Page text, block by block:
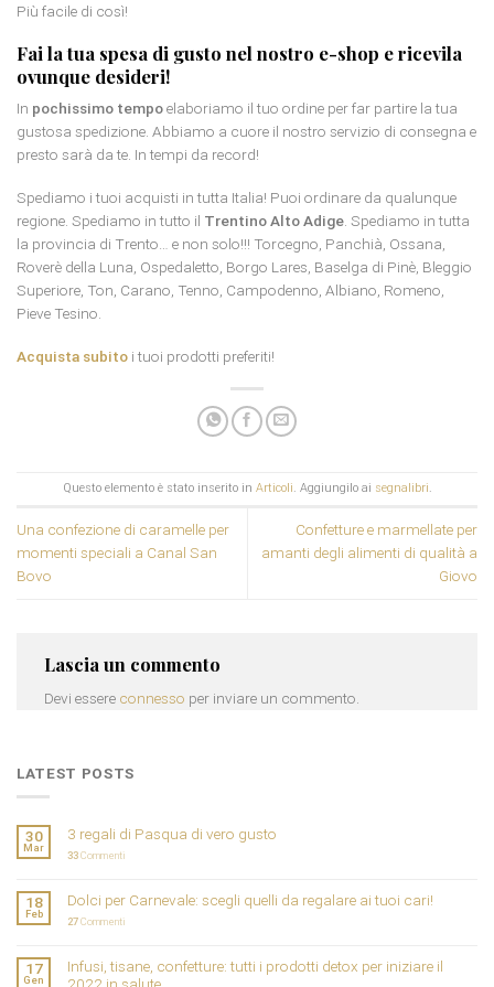
Più facile di così!
Fai la tua spesa di gusto nel nostro e-shop e ricevila
ovunque desideri!
In pochissimo tempoelaboriamo il tuo ordine per far partire la tua
gustosa spedizione. Abbiamo a cuore il nostro servizio di consegna e
presto sarà da te. In tempi da record!
Spediamo i tuoi acquisti in tutta Italia! Puoi ordinare da qualunque
regione. Spediamo in tutto il Trentino Alto Adige . Spediamo in tutta
la provincia di Trento… e non solo!!! Torcegno, Panchià, Ossana,
Roverè della Luna, Ospedaletto, Borgo Lares, Baselga di Pinè, Bleggio
Superiore, Ton, Carano, Tenno, Campodenno, Albiano, Romeno,
Pieve Tesino.
Acquista subito i tuoi prodotti preferiti!
Questo elemento è stato inserito in Articoli. Aggiungilo ai segnalibri.
Una confezione di caramelle per
momenti speciali a Canal San
Bovo
Confetture e marmellate per
amanti degli alimenti di qualità a
Giovo
Lascia un commento
Devi essere connesso per inviare un commento.
LATEST POSTS
30
Mar
3 regali di Pasqua di vero gusto
33Commenti
18
Feb
Dolci per Carnevale: scegli quelli da regalare ai tuoi cari!
27Commenti
17
Gen
Infusi, tisane, confetture: tutti i prodotti detox per iniziare il